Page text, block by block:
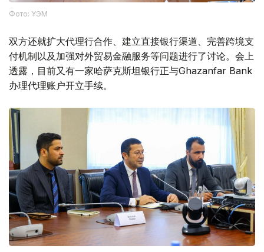
Фото: ҰЭМ
双方还就扩大代理行合作、建立直接银行渠道、完善跨境支
付机制以及加强对外贸易金融服务等问题进行了讨论。会上
透露，目前又有一家哈萨克斯坦银行正与Ghazanfar Bank
办理代理账户开立手续。